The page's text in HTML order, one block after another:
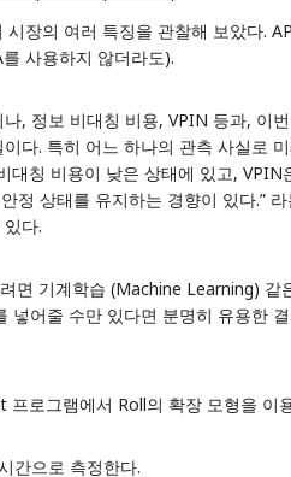
장의 여러 특징을 관찰해 보았다.
사용하지 않더라도).
나, 정보 비대칭 비용, VPIN 등과, 이
다. 특히 어느 하나의 관측 사실로
대칭 비용이 낮은 상태에 있고,
정 상태를 유지하는 경향이 있다.”
다.
면 기계학습 (Machine Learning)
넣어줄 수만 있다면 분명히 유용한
프로그램에서 Roll의 확장 모형을 이
간으로 측정한다.